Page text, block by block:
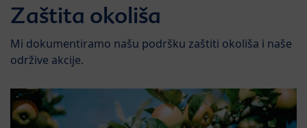
Zaštita okoliša
Mi dokumentiramo našu podršku zaštiti okoliša i naše
održive akcije.